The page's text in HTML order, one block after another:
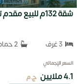
شقة 132م للبيع مقدم تعاقد 5%
2 حمام
السعر الإجمالي
4.1 ملايين ج.م